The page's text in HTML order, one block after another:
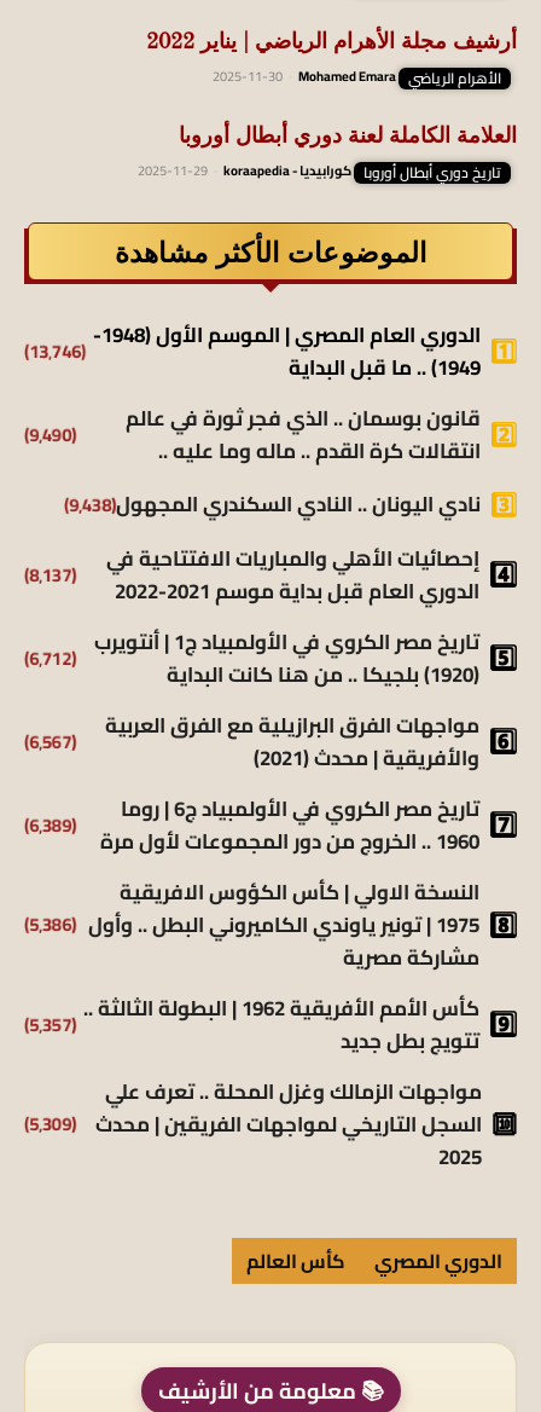
أرشيف مجلة الأهرام الرياضي | يناير 2022
الأهرام الرياضي Mohamed Emara
2025-11-30
العلامة الكاملة لعنة دوري أبطال أوروبا
تاريخ دوري أبطال أوروبا كورابيديا - koraapedia 2025-11-29
الموضوعات الأكثر مشاهدة
الدوري العام المصري | الموسم الأول (1948-
1949) .. ما قبل البداية
(13٬746)
قانون بوسمان .. الذي فجر ثورة في عالم
انتقالات كرة القدم .. ماله وما عليه ..
(9٬490)
نادي اليونان .. النادي السكندري المجهول(9٬438)
إحصائيات الأهلي والمباريات الافتتاحية في
الدوري العام قبل بداية موسم 2021-2022
(8٬137)
تاريخ مصر الكروي في الأولمبياد ج1 | أنتويرب
(1920) بلجيكا .. من هنا كانت البداية
(6٬712)
مواجهات الفرق البرازيلية مع الفرق العربية
والأفريقية | محدث (2021)
(6٬567)
تاريخ مصر الكروي في الأولمبياد ج6 | روما
1960 .. الخروج من دور المجموعات لأول مرة
(6٬389)
النسخة الاولي | كأس الكؤوس الافريقية
1975 | تونير ياوندي الكاميروني البطل .. وأول
مشاركة مصرية
(5٬386)
كأس الأمم الأفريقية 1962 | البطولة الثالثة ..
تتويج بطل جديد
(5٬357)
مواجهات الزمالك وغزل المحلة .. تعرف علي
السجل التاريخي لمواجهات الفريقين | محدث
2025
(5٬309)
الدوري المصري كأس العالم
📚 معلومة من الأرشيف